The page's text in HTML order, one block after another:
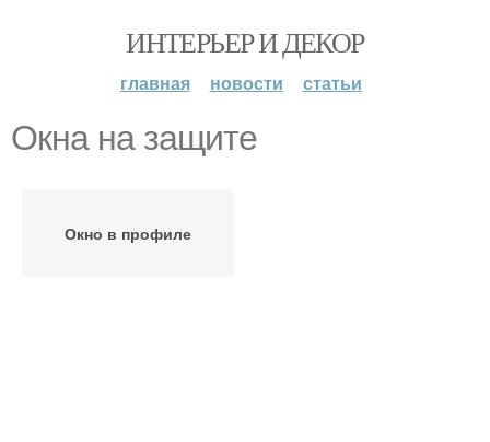
ИНТЕРЬЕР И ДЕКОР
главная новости статьи
Окна на защите
Окно в профиле